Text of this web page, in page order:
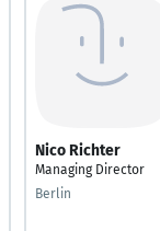
Nico Richter
Managing Director
Berlin